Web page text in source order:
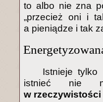
to albo nie zna
„przecież oni i
a pieniądze i tak
Istnieje
istnieć nie
w